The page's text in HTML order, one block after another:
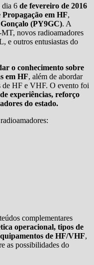
dia 6 de fevereiro de 2016
em HF,
Gonçalo (PY9GC). A
novos radioamadores
e outros entusiastas do
o conhecimento sobre
em HF, além de abordar
de HF e VHF. O evento foi
experiências, reforço
do estado.
complementares
operacional, tipos de
de HF/VHF,
as possibilidades do